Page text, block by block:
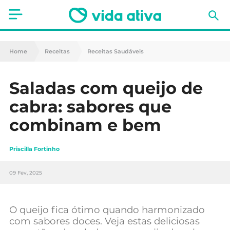
Saúde
Nutrição
Receitas
Fitness
Mães e Bebés
Home Receitas Receitas Saudáveis
Saladas com queijo de
cabra: sabores que
combinam e bem
Priscilla Fortinho
09 Fev, 2025
O queijo fica ótimo quando harmonizado
com sabores doces. Veja estas deliciosas